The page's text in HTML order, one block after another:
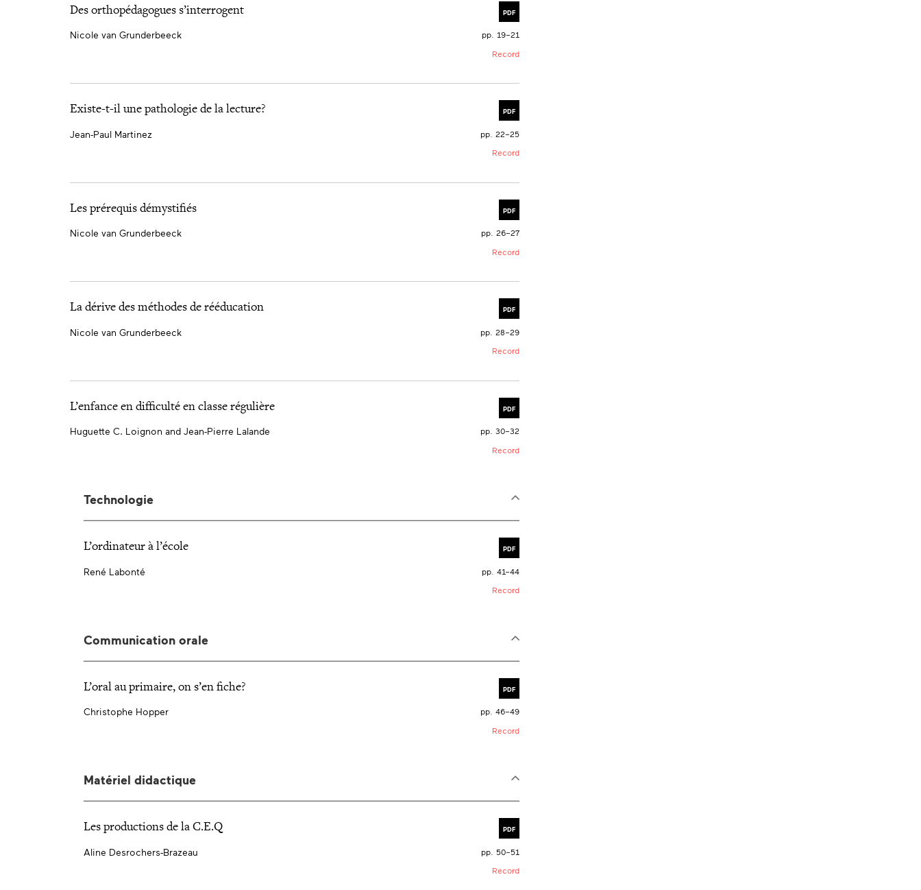
PDF
Des orthopédagogues s’interrogent
Nicole van Grunderbeeck
pp. 19–21
Record
PDF
Existe-t-il une pathologie de la lecture?
Jean-Paul Martinez
pp. 22–25
Record
PDF
Les prérequis démystifiés
Nicole van Grunderbeeck
pp. 26–27
Record
PDF
La dérive des méthodes de rééducation
Nicole van Grunderbeeck
pp. 28–29
Record
PDF
L’enfance en difficulté en classe régulière
Huguette C. Loignon and Jean-Pierre Lalande
pp. 30–32
Record
Technologie
PDF
L’ordinateur à l’école
René Labonté
pp. 41–44
Record
Communication orale
PDF
L’oral au primaire, on s’en fiche?
Christophe Hopper
pp. 46–49
Record
Matériel didactique
PDF
Les productions de la C.E.Q
Aline Desrochers-Brazeau
pp. 50–51
Record